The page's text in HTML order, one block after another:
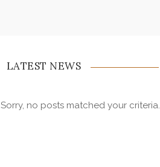
LATEST NEWS
Sorry, no posts matched your criteria.